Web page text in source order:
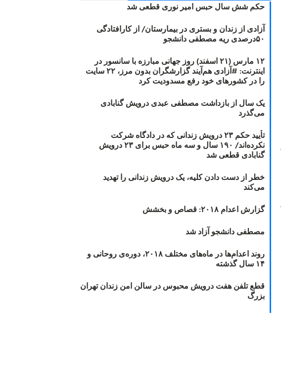
حکم شش سال حبس امیر نوری قطعی شد
آزادی از زندان و بستری در بیمارستان/ از کارافتادگی
۵۰درصدی ریه مصطفی دانشجو
۱۲ مارس (۲۱ اسفند) روز جهانی مبارزه با سانسور در
اینترنت: #آزادی هم‌آیند گزارشگران‌ بدون مرز، ۲۲ سایت
را در کشورهای خود رفع مسدودیت کرد
یک سال از بازداشت مصطفی عبدی درویش گنابادی
می‌گذرد
تأیید حکم ۲۳ درویش زندانی که در دادگاه شرکت
نکرده‌اند/ ۱۹۰ سال و سه ماه حبس برای ۲۳ درویش
گنابادی قطعی شد
خطر از دست دادن کلیه، یک درویش زندانی را تهدید
می‌کند
گزارش اعدام ۲۰۱۸: قصاص و بخشش
مصطفی دانشجو آزاد شد
روند اعدام‌ها در ماه‌های مختلف ۲۰۱۸، دوره‌ی روحانی و
۱۴ سال گذشته
قطع تلفن هفت درویش محبوس در سالن امن زندان تهران
بزرگ